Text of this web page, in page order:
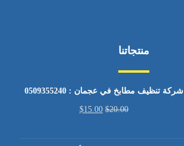
منتجاتنا
شركة تنظيف مطابخ في عجمان : 0509355240
$20.00
$15.00